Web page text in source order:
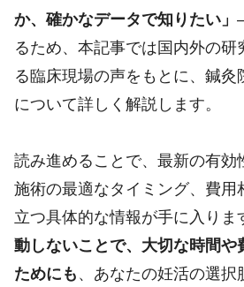
か、確かなデータで知りたい」
るため、本記事では国内外の研
る臨床現場の声をもとに、鍼灸
について詳しく解説します。
読み進めることで、最新の有効
施術の最適なタイミング、費用
立つ具体的な情報が手に入りま
動しないことで、大切な時間や
ためにも 、あなたの妊活の選択